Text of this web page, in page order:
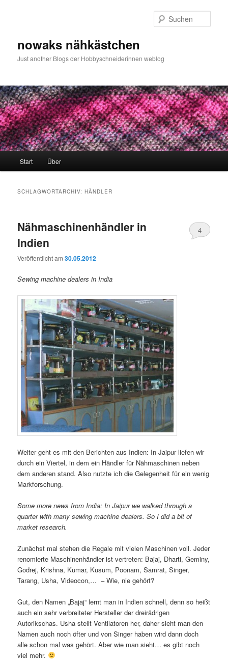
nowaks nähkästchen
Just another Blogs der Hobbyschneiderinnen weblog
Start Über
SCHLAGWORTARCHIV:HÄNDLER
Nähmaschinenhändler in
Indien
Veröffentlicht am30.05.2012
4
Sewing machine dealers in India
Weiter geht es mit den Berichten aus Indien: In Jaipur liefen wir
durch ein Viertel, in dem ein Händler für Nähmaschinen neben
dem anderen stand. Also nutzte ich die Gelegenheit für ein wenig
Markforschung.
Some more news from India: In Jaipur we walked through a
quarter with many sewing machine dealers. So I did a bit of
market research.
Zunächst mal stehen die Regale mit vielen Maschinen voll. Jeder
renomierte Maschinenhändler ist vertreten: Bajaj, Dharti, Geminy,
Godrej, Krishna, Kumar, Kusum, Poonam, Samrat, Singer,
Tarang, Usha, Videocon,… – Wie, nie gehört?
Gut, den Namen „Bajaj“ lernt man in Indien schnell, denn so heißt
auch ein sehr verbreiteter Hersteller der dreirädrigen
Autorikschas. Usha stellt Ventilatoren her, daher sieht man den
Namen auch noch öfter und von Singer haben wird dann doch
alle schon mal was gehört. Aber wie man sieht… es gibt noch
viel mehr.